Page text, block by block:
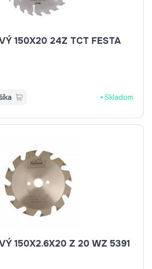
150X20 24Z TCT FESTA
Skladom
150X2.6X20 Z 20 WZ 5391